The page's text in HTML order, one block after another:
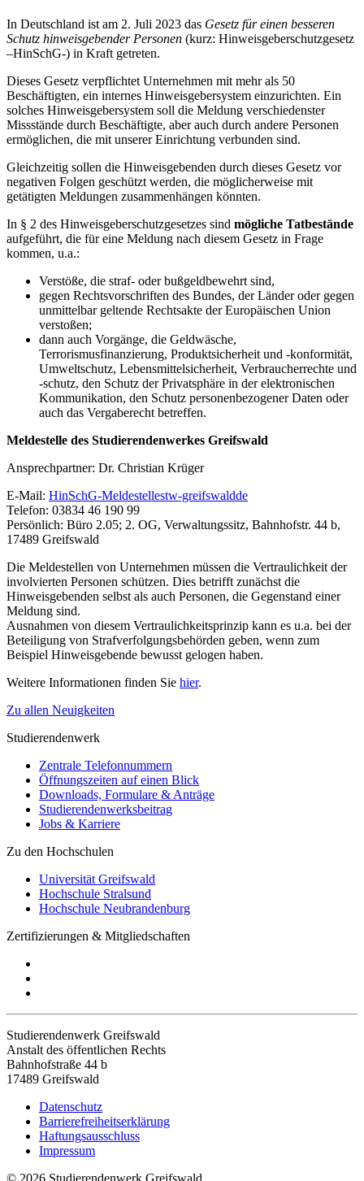
In Deutschland ist am 2. Juli 2023 das Gesetz für einen besseren
Schutz hinweisgebender Personen (kurz: Hinweisgeberschutzgesetz
–HinSchG-) in Kraft getreten.
Dieses Gesetz verpflichtet Unternehmen mit mehr als 50
Beschäftigten, ein internes Hinweisgebersystem einzurichten. Ein
solches Hinweisgebersystem soll die Meldung verschiedenster
Missstände durch Beschäftigte, aber auch durch andere Personen
ermöglichen, die mit unserer Einrichtung verbunden sind.
Gleichzeitig sollen die Hinweisgebenden durch dieses Gesetz vor
negativen Folgen geschützt werden, die möglicherweise mit
getätigten Meldungen zusammenhängen könnten.
In § 2 des Hinweisgeberschutzgesetzes sind mögliche Tatbestände
aufgeführt, die für eine Meldung nach diesem Gesetz in Frage
kommen, u.a.:
Verstöße, die straf- oder bußgeldbewehrt sind,
gegen Rechtsvorschriften des Bundes, der Länder oder gegen
unmittelbar geltende Rechtsakte der Europäischen Union
verstoßen;
dann auch Vorgänge, die Geldwäsche,
Terrorismusfinanzierung, Produktsicherheit und -konformität,
Umweltschutz, Lebensmittelsicherheit, Verbraucherrechte und
-schutz, den Schutz der Privatsphäre in der elektronischen
Kommunikation, den Schutz personenbezogener Daten oder
auch das Vergaberecht betreffen.
Meldestelle des Studierendenwerkes Greifswald
Ansprechpartner: Dr. Christian Krüger
E-Mail: HinSchG-Meldestellestw-greifswaldde
Telefon: 03834 46 190 99
Persönlich: Büro 2.05; 2. OG, Verwaltungssitz, Bahnhofstr. 44 b,
17489 Greifswald
Die Meldestellen von Unternehmen müssen die Vertraulichkeit der
involvierten Personen schützen. Dies betrifft zunächst die
Hinweisgebenden selbst als auch Personen, die Gegenstand einer
Meldung sind.
Ausnahmen von diesem Vertraulichkeitsprinzip kann es u.a. bei der
Beteiligung von Strafverfolgungsbehörden geben, wenn zum
Beispiel Hinweisgebende bewusst gelogen haben.
Weitere Informationen finden Sie hier.
Zu allen Neuigkeiten
Studierendenwerk
Zentrale Telefonnummern
Öffnungszeiten auf einen Blick
Downloads, Formulare & Anträge
Studierendenwerksbeitrag
Jobs & Karriere
Zu den Hochschulen
Universität Greifswald
Hochschule Stralsund
Hochschule Neubrandenburg
Zertifizierungen & Mitgliedschaften
Studierendenwerk Greifswald
Anstalt des öffentlichen Rechts
Bahnhofstraße 44 b
17489 Greifswald
Datenschutz
Barrierefreiheitserklärung
Haftungsausschluss
Impressum
© 2026 Studierendenwerk Greifswald